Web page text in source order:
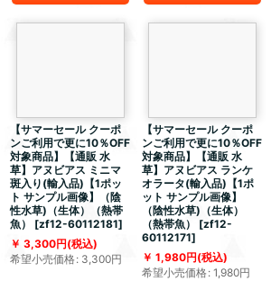
【サマーセール クーポ
ンご利用で更に10％OFF
対象商品】【通販 水
草】アヌビアス ミニマ
斑入り(輸入品)【1ポッ
ト サンプル画像】（陰
性水草)（生体）（熱帯
魚）
[zf12-60112181]
3,300円(税込)
希望小売価格: 3,300円
【サマーセール クーポ
ンご利用で更に10％OFF
対象商品】【通販 水
草】アヌビアス ランケ
オラータ(輸入品)【1ポ
ット サンプル画像】
（陰性水草)（生体）
（熱帯魚）
[zf12-
60112171]
1,980円(税込)
希望小売価格: 1,980円